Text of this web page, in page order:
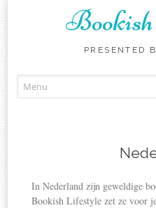
PRESENTED
In Nederland zijn geweldige
Bookish Lifestyle zet ze voor